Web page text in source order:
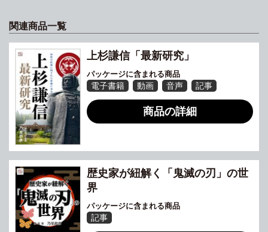
関連商品一覧
上杉謙信「最新研究」
パッケージに含まれる商品
電子書籍 動画 音声 記事
商品の詳細
歴史家が紐解く「鬼滅の刃」の世
界
パッケージに含まれる商品
記事